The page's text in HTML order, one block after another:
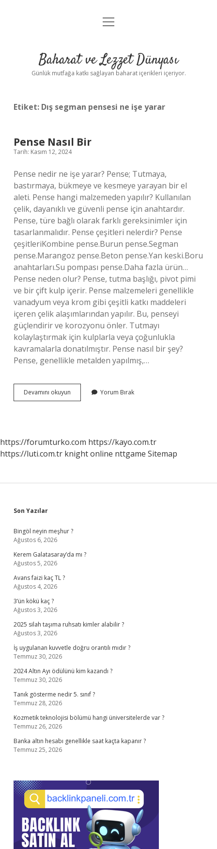
Anasayfa
Yasal Uyarı
menüyü
Baharat ve Lezzet Dünyası
Günlük mutfağa katkı sağlayan baharat içerikleri içeriyor.
Etiket: Dış segman pensesi ne işe yarar
Pense Nasıl Bir
Tarih: Kasım 12, 2024
Pense nedir ne işe yarar? Pense; Tutmaya,
bastırmaya, bükmeye ve kesmeye yarayan bir el
aleti. Pense hangi malzemeden yapılır? Kullanılan
çelik, dayanıklı ve güvenli pense için anahtardır.
Pense, türe bağlı olarak farklı gereksinimler için
tasarlanmalıdır. Pense çeşitleri nelerdir? Pense
çeşitleriKombine pense.Burun pense.Segman
pense.Marangoz pense.Beton pense.Yan keski.Boru
anahtarları.Su pompası pense.Daha fazla ürün…
Pense neden olur? Pense, tutma başlığı, pivot pimi
ve bir çift kulp içerir. Pense malzemeleri genellikle
vanadyum veya krom gibi çeşitli katkı maddeleri
içeren çelik alaşımlarından yapılır. Bu, penseyi
güçlendirir ve korozyonu önler. Tutmayı
kolaylaştırmak için kulplarla veya çoğunlukla
kavramalarla donatılmıştır. Pense nasıl bir şey?
Pense, genellikle metalden yapılmış,…
Devamını okuyun
Nasıl
Yorum Bırak
https://forumturko.com https://kayo.com.tr
https://luti.com.tr knight online nttgame Sitemap
Sidebar
Son Yazılar
Bingöl neyin meşhur ?
Ağustos 6, 2026
Kerem Galatasaray’da mı ?
Ağustos 5, 2026
Avans faizi kaç TL ?
Ağustos 4, 2026
3’ün kökü kaç ?
Ağustos 3, 2026
2025 silah taşıma ruhsatı kimler alabilir ?
Ağustos 3, 2026
İş uygulanan kuvvetle doğru orantılı mıdır ?
Temmuz 30, 2026
2024 Altın Ayı ödülünü kim kazandı ?
Temmuz 30, 2026
Tanık gösterme nedir 5. sınıf ?
Temmuz 28, 2026
Kozmetik teknolojisi bölümü hangi üniversitelerde var ?
Temmuz 26, 2026
Banka altın hesabı genellikle saat kaçta kapanır ?
Temmuz 25, 2026